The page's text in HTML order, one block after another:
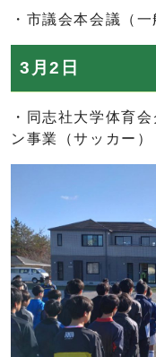
・市議会本会議（一
3月2日
・同志社大学体育
ン事業（サッカー）